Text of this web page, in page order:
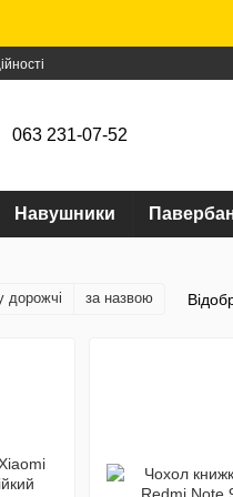
063 231-07-52
Навушники
дорожчі за назвою